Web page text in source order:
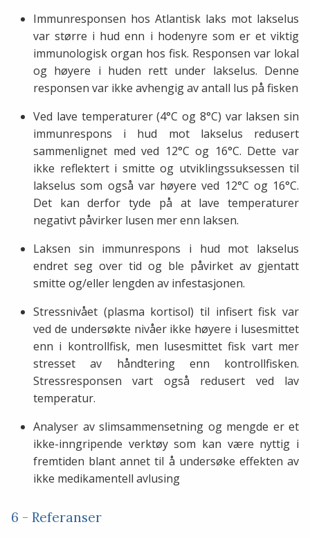
Immunresponsen hos Atlantisk laks mot lakselus
var større i hud enn i hodenyre som er et viktig
immunologisk organ hos fisk. Responsen var lokal
og høyere i huden rett under lakselus. Denne
responsen var ikke avhengig av antall lus på fisken
Ved lave temperaturer (4°C og 8°C) var laksen sin
immunrespons i hud mot lakselus redusert
sammenlignet med ved 12°C og 16°C. Dette var
ikke reflektert i smitte og utviklingssuksessen til
lakselus som også var høyere ved 12°C og 16°C.
Det kan derfor tyde på at lave temperaturer
negativt påvirker lusen mer enn laksen.
Laksen sin immunrespons i hud mot lakselus
endret seg over tid og ble påvirket av gjentatt
smitte og/eller lengden av infestasjonen.
Stressnivået (plasma kortisol) til infisert fisk var
ved de undersøkte nivåer ikke høyere i lusesmittet
enn i kontrollfisk, men lusesmittet fisk vart mer
stresset av håndtering enn kontrollfisken.
Stressresponsen vart også redusert ved lav
temperatur.
Analyser av slimsammensetning og mengde er et
ikke-inngripende verktøy som kan være nyttig i
fremtiden blant annet til å undersøke effekten av
ikke medikamentell avlusing
6 - Referanser